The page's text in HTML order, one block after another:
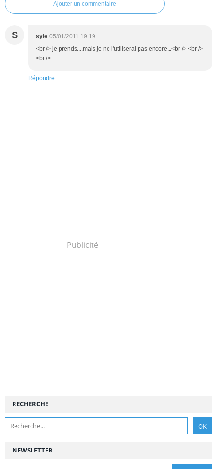
Ajouter un commentaire
S syle 05/01/2011 19:19
<br /> je prends....mais je ne l'utiliserai pas encore...<br /> <br />
<br />
Répondre
Publicité
NEWSLETTER
RECHERCHE